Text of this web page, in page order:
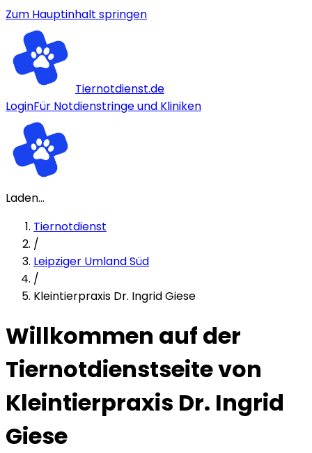
Zum Hauptinhalt springen
Tiernotdienst.de
LoginFür Notdienstringe und Kliniken
Laden...
Tiernotdienst
/
Leipziger Umland Süd
/
Kleintierpraxis Dr. Ingrid Giese
Willkommen auf der
Tiernotdienstseite von
Kleintierpraxis Dr. Ingrid
Giese